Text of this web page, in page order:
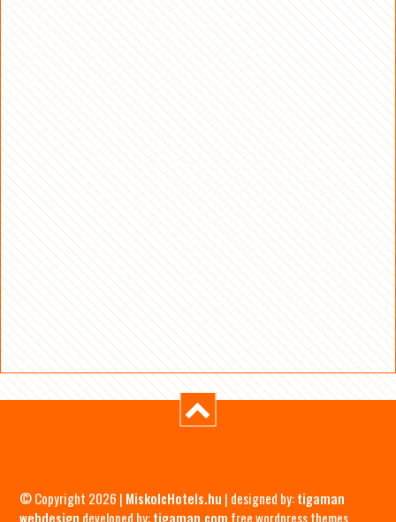
© Copyright 2026 | MiskolcHotels.hu | designed by:tigaman
webdesign developed by:tigaman.com free wordpress themes